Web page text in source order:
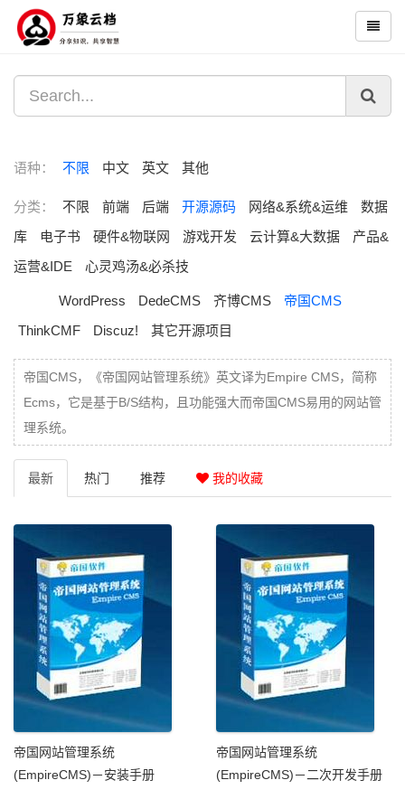
语种： 不限 中文 英文 其他
分类： 不限 前端 后端 开源源码 网络&系统&运维
数据
库
电子书 硬件&物联网 游戏开发 云计算&大数据
产品&
运营&IDE
心灵鸡汤&必杀技
WordPress DedeCMS 齐博CMS
帝国CMS
ThinkCMF
Discuz! 其它开源项目
帝国CMS，《帝国网站管理系统》英文译为Empire CMS，简称
Ecms，它是基于B/S结构，且功能强大而帝国CMS易用的网站管
理系统。
最新 热门 推荐 我的收藏
帝国网站管理系统
(EmpireCMS)－安装手册
帝国网站管理系统
(EmpireCMS)－二次开发手册